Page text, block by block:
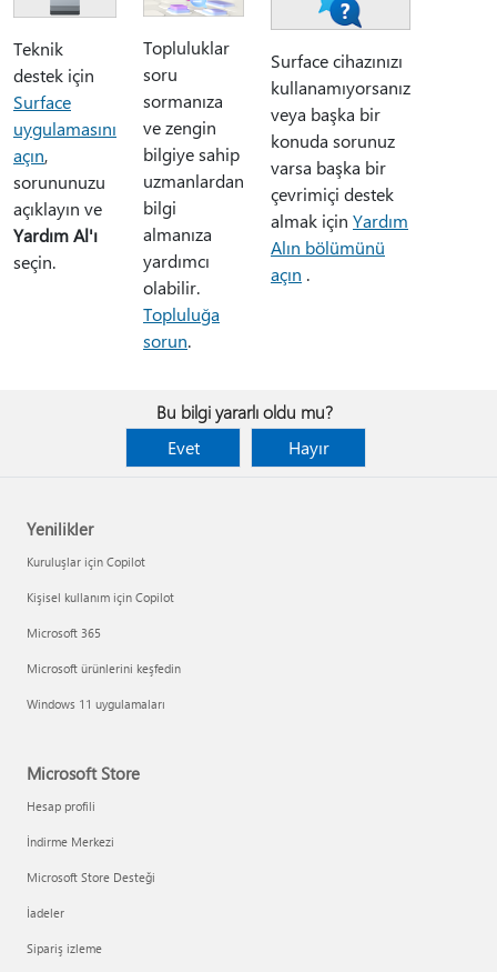
Teknik
destek için
Surface
uygulamasını
açın,
sorununuzu
açıklayın ve
Yardım Al'ı
seçin.
Topluluklar
soru
sormanıza
ve zengin
bilgiye sahip
uzmanlardan
bilgi
almanıza
yardımcı
olabilir.
Topluluğa
sorun.
Surface cihazınızı
kullanamıyorsanız
veya başka bir
konuda sorunuz
varsa başka bir
çevrimiçi destek
almak için Yardım
Alın bölümünü
açın .
Bu bilgi yararlı oldu mu?
Evet
Hayır
Yenilikler
Kuruluşlar için Copilot
Kişisel kullanım için Copilot
Microsoft 365
Microsoft ürünlerini keşfedin
Windows 11 uygulamaları
Microsoft Store
Hesap profili
İndirme Merkezi
Microsoft Store Desteği
İadeler
Sipariş izleme